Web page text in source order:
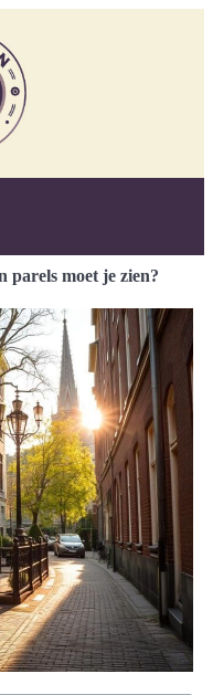
parels moet je zien?